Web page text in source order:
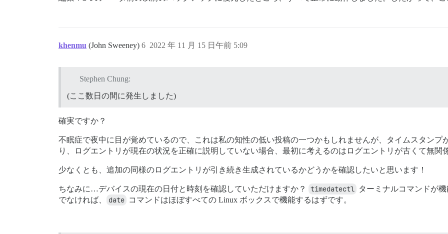
khenmu (John Sweeney) 2022 年 11 月 15 日午前 5:09
6
Stephen Chung:
(ここ数日の間に発生しました)
確実ですか？
不眠症で夜中に目が覚めているので、これは私の知性の低い投稿の一つかもしれませんが、タイムスタンプ
り、ログエントリが現在の状況を正確に説明していない場合、最初に考えるのはログエントリが古くて無関
少なくとも、追加の同様のログエントリが引き続き生成されているかどうかを確認したいと思います！
ちなみに…デバイスの現在の日付と時刻を確認していただけますか？ timedatectl ターミナルコマンドが
でなければ、
date コマンドはほぼすべての Linux ボックスで機能するはずです。